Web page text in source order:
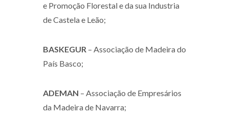
e Promoção Florestal e da sua Industria
de Castela e Leão;
BASKEGUR – Associação de Madeira do
País Basco;
ADEMAN – Associação de Empresários
da Madeira de Navarra;